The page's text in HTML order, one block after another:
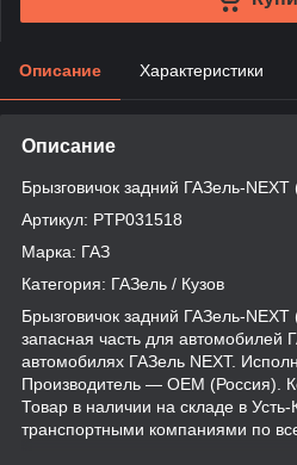
Описание Характеристики
Описание
Брызговичок задний ГАЗель-
Артикул: PTP031518
Марка: ГАЗ
Категория: ГАЗель / Кузов
Брызговичок задний ГАЗель-
запасная часть для автомобилей
автомобилях ГАЗель NEXT.
Производитель — OEM (Россия).
Товар в наличии на складе в
транспортными компаниями по